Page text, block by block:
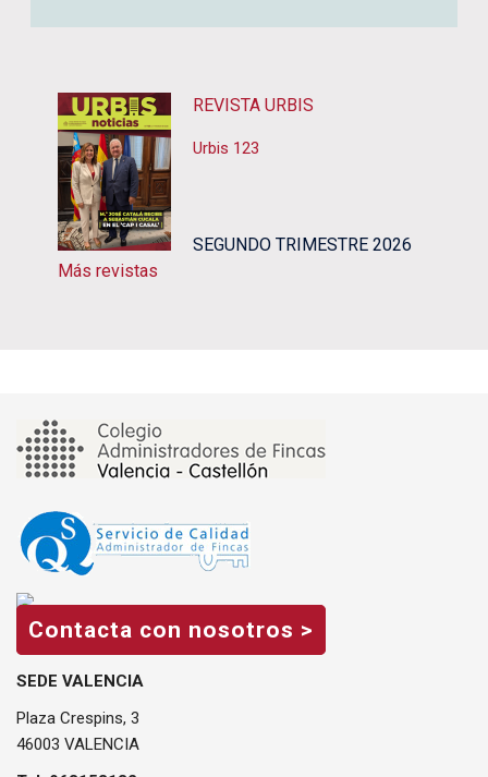
REVISTA URBIS
Urbis 123
SEGUNDO TRIMESTRE 2026
Más revistas
Contacta con nosotros >
SEDE VALENCIA
Plaza Crespins, 3
46003 VALENCIA